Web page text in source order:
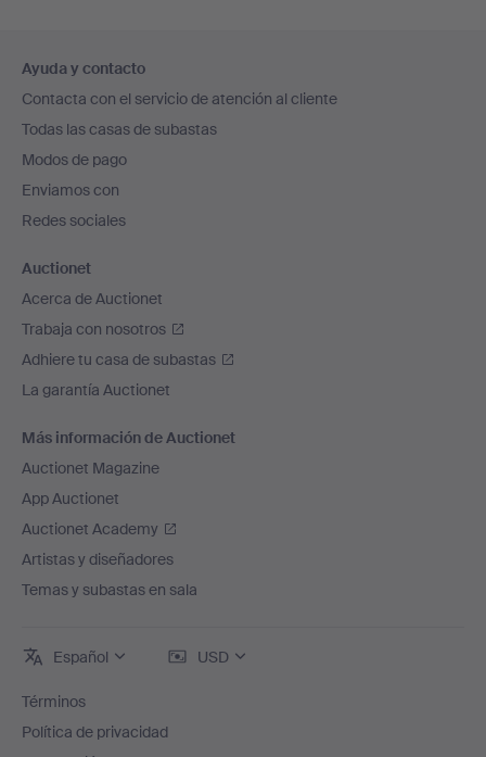
en
el
pie
de
página
Ayuda y contacto
Contacta con el servicio de atención al cliente
Todas las casas de subastas
Modos de pago
Enviamos con
Redes sociales
Auctionet
Acerca de Auctionet
Trabaja con nosotros
Adhiere tu casa de subastas
La garantía Auctionet
Más información de Auctionet
Auctionet Magazine
App Auctionet
Auctionet Academy
Artistas y diseñadores
Temas y subastas en sala
Español USD
Términos
Política de privacidad